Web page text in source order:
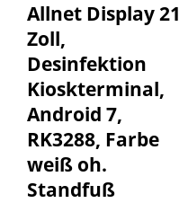
Allnet Display 21
Zoll,
Desinfektion
Kioskterminal,
Android 7,
RK3288, Farbe
weiß oh.
Standfuß